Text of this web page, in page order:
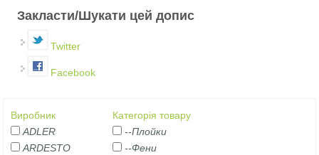
Закласти/Шукати цей допис
Twitter
Facebook
Виробник
ADLER
ARDESTO
Категорія товару
--Плойки
--Фени